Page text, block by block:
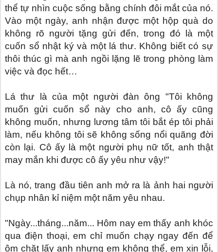
thể tự nhìn cuộc sống bằng chính đôi mắt của nó.
Vào một ngày, anh nhận được một hộp quà do
không rõ người tặng gửi đến, trong đó là một
cuốn sổ nhật ký và một lá thư. Không biết có sự
thôi thúc gì mà anh ngồi lặng lẽ trong phòng làm
việc và đọc hết…
Lá thư là của một người đàn ông "Tôi không
muốn gửi cuốn sổ này cho anh, cô ấy cũng
không muốn, nhưng lương tâm tôi bắt ép tôi phải
làm, nếu không tôi sẽ không sống nổi quãng đời
còn lại. Cô ấy là một người phụ nữ tốt, anh thật
may mắn khi được cô ấy yêu như vậy!"
Là nó, trang đầu tiên anh mở ra là ảnh hai người
chụp nhân kỉ niệm một năm yêu nhau.
"Ngày...tháng...năm... Hôm nay em thấy anh khóc
qua điện thoại, em chỉ muốn chạy ngay đến để
ôm chặt lấy anh nhưng em không thể, em xin lỗi,